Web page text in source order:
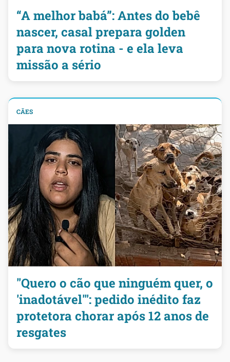
“A melhor babá”: Antes do bebê
nascer, casal prepara golden
para nova rotina - e ela leva
missão a sério
CÃES
"Quero o cão que ninguém quer, o
'inadotável'": pedido inédito faz
protetora chorar após 12 anos de
resgates